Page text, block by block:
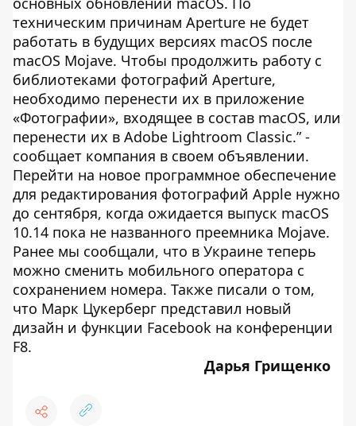
техническим причинам Aperture не будет
работать в будущих версиях macOS после
macOS Mojave. Чтобы продолжить работу с
библиотеками фотографий Aperture,
необходимо перенести их в приложение
«Фотографии», входящее в состав macOS, или
перенести их в Adobe Lightroom Classic.” -
сообщает компания в своем объявлении.
Перейти на новое программное обеспечение
для редактирования фотографий Apple нужно
до сентября, когда ожидается выпуск macOS
10.14 пока не названного преемника Mojave.
Ранее мы сообщали, что в Украине теперь
можно сменить мобильного оператора с
сохранением номера. Также писали о том,
что Марк Цукерберг представил новый
дизайн и функции Facebook на конференции
F8.
Дарья Грищенко